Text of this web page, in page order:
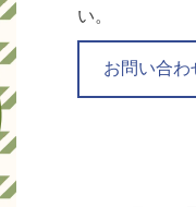
い。
お問い合わ